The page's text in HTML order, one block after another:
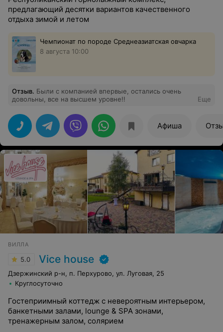
предлагающий десятки вариантов качественного
отдыха зимой и летом
Чемпионат по породе Среднеазиатская овчарка
8 августа 10:00
Отзыв. Были с компанией впервые, остались очень
довольны, все на высшем уровне!!
Еще
Афиша
ВИЛЛА
5.0 Vice house
Дзержинский р-н, п. Перхурово, ул. Луговая, 25
Круглосуточно
Гостеприимный коттедж с невероятным интерьером,
банкетными залами, lounge & SPA зонами,
тренажерным залом, солярием